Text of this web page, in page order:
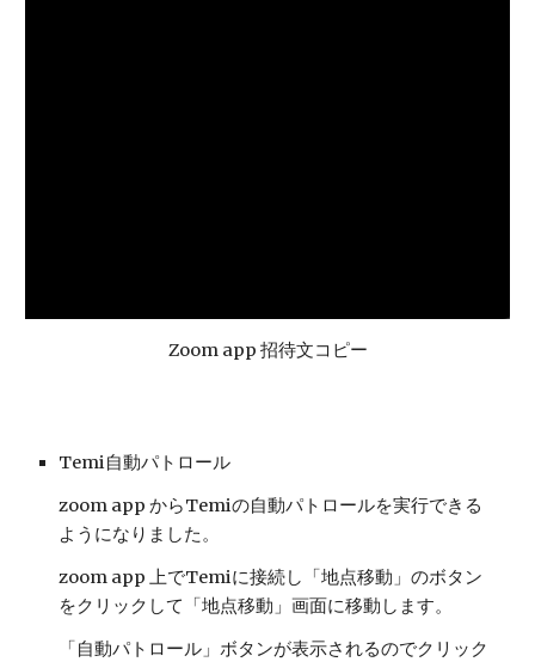
Zoom app 招待文コピー
Temi自動パトロール
zoom app からTemiの自動パトロールを実行できる
ようになりました。
zoom app 上でTemiに接続し「地点移動」のボタン
をクリックして「地点移動」画面に移動します。
「自動パトロール」ボタンが表示されるのでクリック